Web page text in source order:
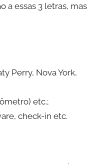
a essas 3 letras, mas
Perry, Nova York,
etc.;
check-in etc.